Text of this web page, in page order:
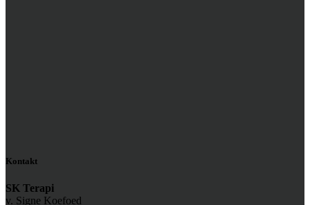
Kontakt
SK Terapi
v. Signe Koefoed